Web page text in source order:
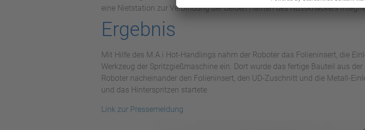
eine Nietstation zur Verbindung der beiden Hälften des Nussknackers
Ergebnis
Mit Hilfe des M.A.i Hot-Handlings nahm der Roboter das Folieninsert, die
Werkzeug der Spritzgießmaschine ein. Dort wurde das fertige Bauteil aus
Roboter nacheinander den Folieninsert, den UD-Zuschnitt und die Metall-
und das Hinterspritzen startete.
Link zur Pressemeldung